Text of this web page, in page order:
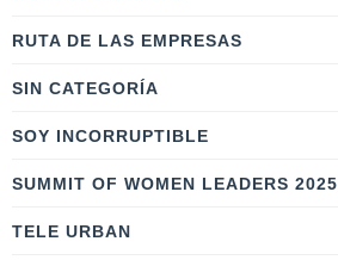
RUTA DE LAS EMPRESAS
SIN CATEGORÍA
SOY INCORRUPTIBLE
SUMMIT OF WOMEN LEADERS 2025
TELE URBAN